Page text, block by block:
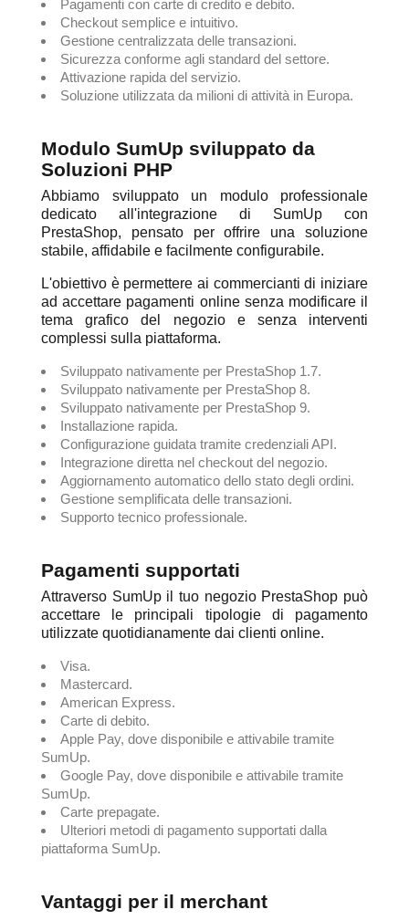
Pagamenti con carte di credito e debito.
Checkout semplice e intuitivo.
Gestione centralizzata delle transazioni.
Sicurezza conforme agli standard del settore.
Attivazione rapida del servizio.
Soluzione utilizzata da milioni di attività in Europa.
Modulo SumUp sviluppato da
Soluzioni PHP
Abbiamo sviluppato un modulo professionale
dedicato all'integrazione di SumUp con
PrestaShop, pensato per offrire una soluzione
stabile, affidabile e facilmente configurabile.
L'obiettivo è permettere ai commercianti di iniziare
ad accettare pagamenti online senza modificare il
tema grafico del negozio e senza interventi
complessi sulla piattaforma.
Sviluppato nativamente per PrestaShop 1.7.
Sviluppato nativamente per PrestaShop 8.
Sviluppato nativamente per PrestaShop 9.
Installazione rapida.
Configurazione guidata tramite credenziali API.
Integrazione diretta nel checkout del negozio.
Aggiornamento automatico dello stato degli ordini.
Gestione semplificata delle transazioni.
Supporto tecnico professionale.
Pagamenti supportati
Attraverso SumUp il tuo negozio PrestaShop può
accettare le principali tipologie di pagamento
utilizzate quotidianamente dai clienti online.
Visa.
Mastercard.
American Express.
Carte di debito.
Apple Pay, dove disponibile e attivabile tramite
SumUp.
Google Pay, dove disponibile e attivabile tramite
SumUp.
Carte prepagate.
Ulteriori metodi di pagamento supportati dalla
piattaforma SumUp.
Vantaggi per il merchant